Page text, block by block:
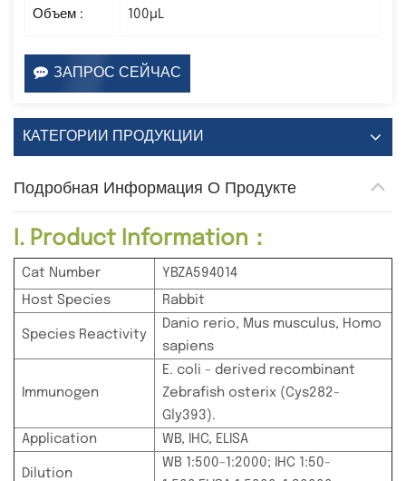
Объем : 100µL
ЗАПРОС СЕЙЧАС
КАТЕГОРИИ ПРОДУКЦИИ
Подробная Информация О Продукте
I. Product Information：
Cat Number
YBZA594014
Host Species
Rabbit
Species Reactivity
Danio rerio, Mus musculus, Homo
sapiens
Immunogen
E. coli - derived recombinant
Zebrafish osterix (Cys282-
Gly393).
Application
WB, IHC, ELISA
Dilution
WB 1:500-1:2000; IHC 1:50-